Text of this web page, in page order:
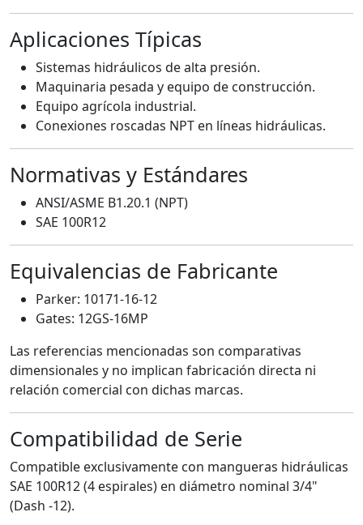
Aplicaciones Típicas
Sistemas hidráulicos de alta presión.
Maquinaria pesada y equipo de construcción.
Equipo agrícola industrial.
Conexiones roscadas NPT en líneas hidráulicas.
Normativas y Estándares
ANSI/ASME B1.20.1 (NPT)
SAE 100R12
Equivalencias de Fabricante
Parker: 10171-16-12
Gates: 12GS-16MP
Las referencias mencionadas son comparativas
dimensionales y no implican fabricación directa ni
relación comercial con dichas marcas.
Compatibilidad de Serie
Compatible exclusivamente con mangueras hidráulicas
SAE 100R12 (4 espirales) en diámetro nominal 3/4"
(Dash -12).